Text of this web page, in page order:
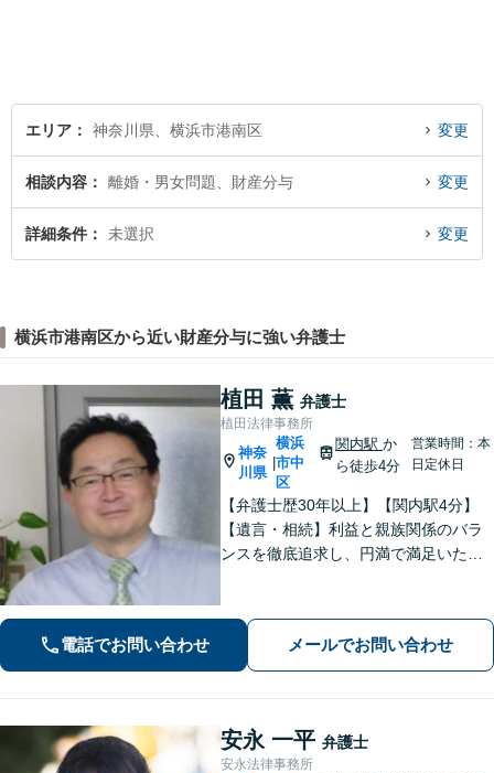
エリア 神奈川県、横浜市港南区 変更
相談内容 離婚・男女問題、財産分与 変更
詳細条件 未選択 変更
横浜市港南区から近い財産分与に強い弁護士
植田 薫 弁護士
植田法律事務所
神奈
川県
横浜
市中
区
関内駅 か
ら徒歩4分
営業時間：本
日定休日
【弁護士歴30年以上】【関内駅4分】
【遺言・相続】利益と親族関係のバラ
ンスを徹底追求し、円満で満足いただ
さい【法テラス利用可】【電話／メー
ル／ビデオ面談可】
電話でお問い合わせ メールでお問い合わせ
安永 一平 弁護士
安永法律事務所